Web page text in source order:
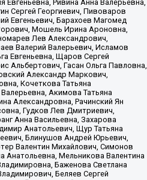
Евгеньевна, Ривина Анна Валерьевна,
Сергей Георгиевич, Пивоваров
Евгеньевич, Барахоев Магомед
Мошель Ирина Ароновна,
Лев Александрович,
Валерий Валерьевич, Исламов
Евгеньевна, Щаров Сергей
Альбертович, Гасан Ольга Павловна,
Александр Маркович,
Кочеткова Татьяна
Акимова Татьяна
Александровна, Рачинский Ян
Гудков Лев Дмитриевич,
Анна Васильевна, Захарова
Анатольевич, Щур Татьяна
Блинушов Андрей Юрьевич,
Валентин Михайлович, Симонов
Анатольевна, Мельникова Валентина
Баженова Светлана
Беляев Сергей